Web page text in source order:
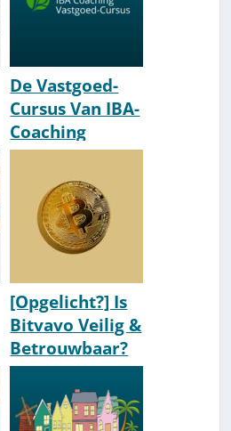
De Vastgoed-
Cursus Van IBA-
Coaching
Review/Ervarin
gen [2026]
[Opgelicht?] Is
Bitvavo Veilig &
Betrouwbaar?